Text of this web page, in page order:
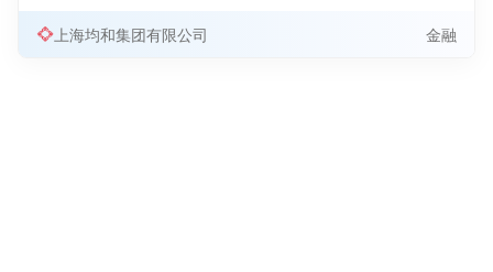
3. 具备较强的沟通协调能力与团队协作精神，能跨部门推进工作；
4. 工作责任心强，具备良好的技术分析与问题解决能力。 行业要求：印
的整理。
任职要求：
上海均和集团有限公司 金融